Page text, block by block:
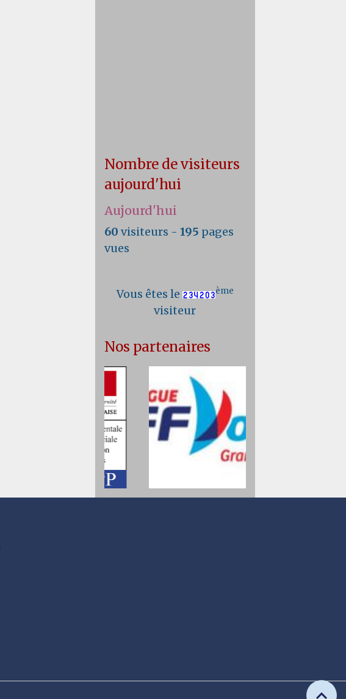
Nombre de visiteurs
aujourd'hui
Aujourd'hui
60 visiteurs -195 pages
vues
Vous êtes le ème
visiteur
Nos partenaires